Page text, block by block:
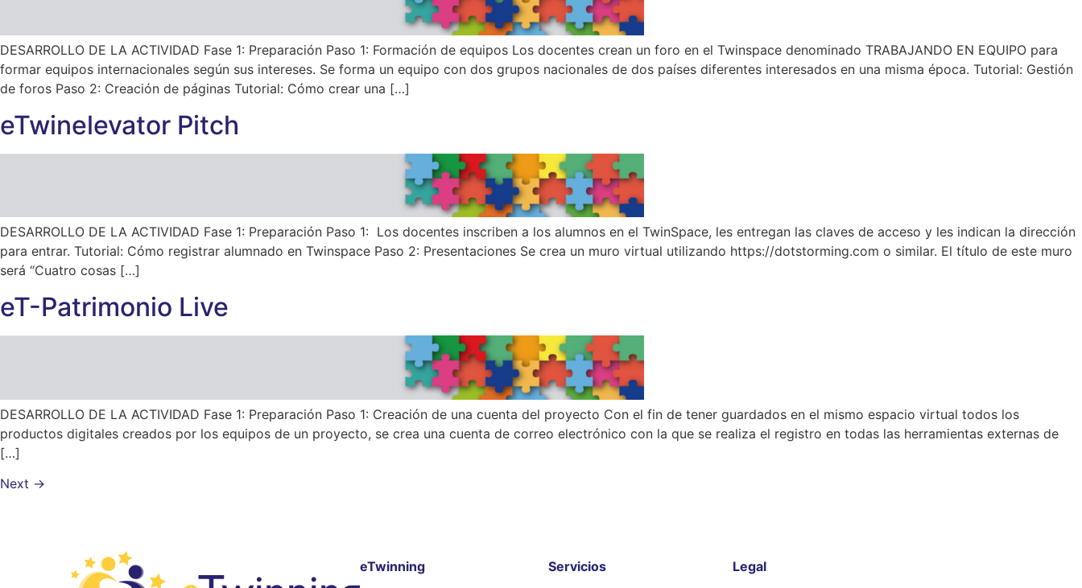
DESARROLLO DE LA ACTIVIDAD Fase 1: Preparación Paso 1: Formación de equipos Los docentes crean un foro en el Twinspace denominado TRABAJANDO EN EQUIPO para
formar equipos internacionales según sus intereses. Se forma un equipo con dos grupos nacionales de dos países diferentes interesados en una misma época. Tutorial: Gestión
de foros Paso 2: Creación de páginas Tutorial: Cómo crear una […]
eTwinelevator Pitch
DESARROLLO DE LA ACTIVIDAD Fase 1: Preparación Paso 1: Los docentes inscriben a los alumnos en el TwinSpace, les entregan las claves de acceso y les indican la dirección
para entrar. Tutorial: Cómo registrar alumnado en Twinspace Paso 2: Presentaciones Se crea un muro virtual utilizando https://dotstorming.com o similar. El título de este muro
será “Cuatro cosas […]
eT-Patrimonio Live
DESARROLLO DE LA ACTIVIDAD Fase 1: Preparación Paso 1: Creación de una cuenta del proyecto Con el fin de tener guardados en el mismo espacio virtual todos los
productos digitales creados por los equipos de un proyecto, se crea una cuenta de correo electrónico con la que se realiza el registro en todas las herramientas externas de
[…]
Next →
eTwinning Servicios Legal